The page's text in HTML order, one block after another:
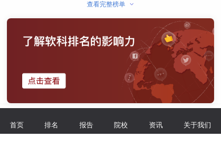
查看完整榜单
首页 排名 报告 院校 资讯 关于我们